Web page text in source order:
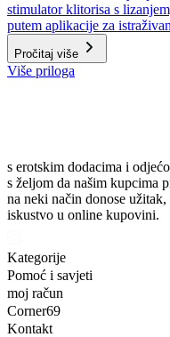
stimulator klitorisa s
putem aplikacije za
Pročitaj više
Više priloga
s erotskim dodacima i
s željom da našim kupcima
na neki način donose
iskustvo u online kupovini.
Kategorije
Pomoć i savjeti
moj račun
Corner69
Kontakt